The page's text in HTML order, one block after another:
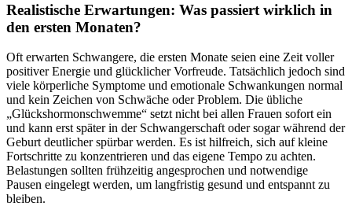
Realistische Erwartungen: Was passiert wirklich in
den ersten Monaten?
Oft erwarten Schwangere, die ersten Monate seien eine Zeit voller
positiver Energie und glücklicher Vorfreude. Tatsächlich jedoch sind
viele körperliche Symptome und emotionale Schwankungen normal
und kein Zeichen von Schwäche oder Problem. Die übliche
„Glückshormonschwemme“ setzt nicht bei allen Frauen sofort ein
und kann erst später in der Schwangerschaft oder sogar während der
Geburt deutlicher spürbar werden. Es ist hilfreich, sich auf kleine
Fortschritte zu konzentrieren und das eigene Tempo zu achten.
Belastungen sollten frühzeitig angesprochen und notwendige
Pausen eingelegt werden, um langfristig gesund und entspannt zu
bleiben.